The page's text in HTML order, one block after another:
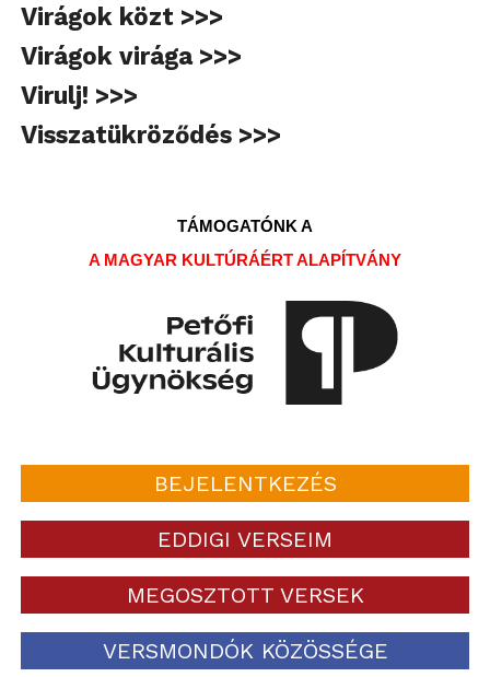
Virágok közt >>>
Virágok virága >>>
Virulj! >>>
Visszatükröződés >>>
TÁMOGATÓNK A
A MAGYAR KULTÚRÁÉRT ALAPÍTVÁNY
BEJELENTKEZÉS
EDDIGI VERSEIM
MEGOSZTOTT VERSEK
VERSMONDÓK KÖZÖSSÉGE